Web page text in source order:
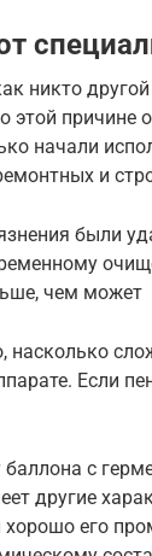
никто
этой
начали
и
были
чем может
насколько
Если
с
другие
хорошо его